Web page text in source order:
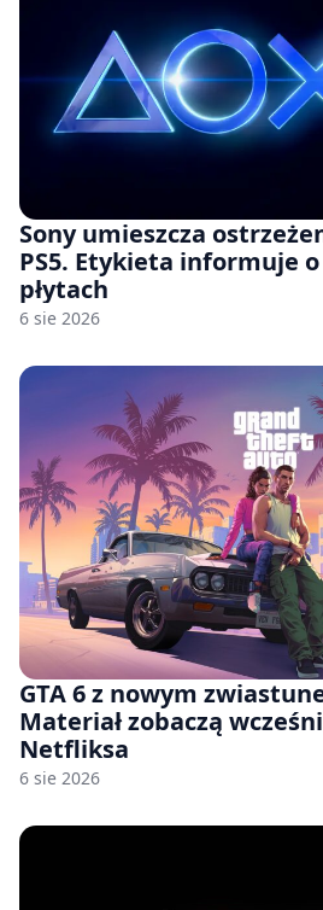
Sony umieszcza
PS5. Etykieta informuje
płytach
6 sie 2026
GTA 6 z nowym
Materiał zobaczą
Netfliksa
6 sie 2026